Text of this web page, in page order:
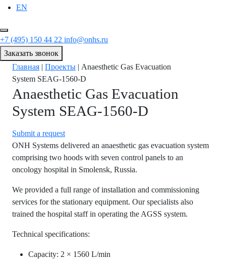
EN
+7 (495) 150 44 22 info@onhs.ru
Заказать звонок
Главная | Проекты | Anaesthetic Gas Evacuation
System SEAG-1560-D
Anaesthetic Gas Evacuation
System SEAG-1560-D
Submit a request
ONH Systems delivered an anaesthetic gas evacuation system
comprising two hoods with seven control panels to an
oncology hospital in Smolensk, Russia.
We provided a full range of installation and commissioning
services for the stationary equipment. Our specialists also
trained the hospital staff in operating the AGSS system.
Technical specifications:
Capacity: 2 × 1560 L/min